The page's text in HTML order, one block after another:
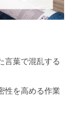
言葉で混乱する
性を高める作業